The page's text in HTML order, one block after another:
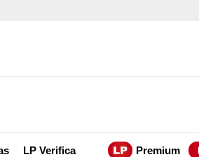
LP Verifica Premium